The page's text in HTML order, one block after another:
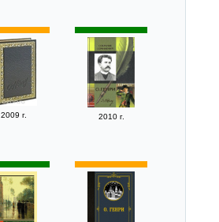
2009 г.
2010 г.